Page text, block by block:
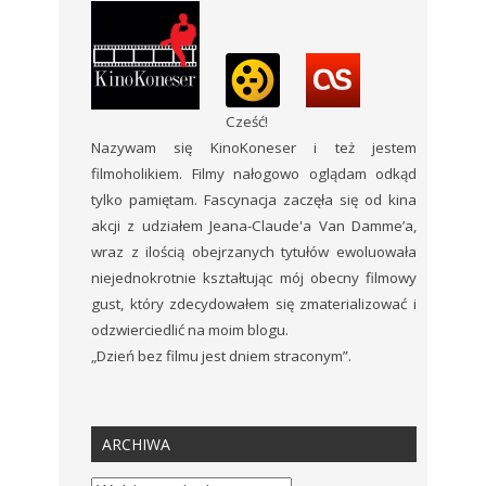
Cześć!
Nazywam się KinoKoneser i też jestem
filmoholikiem. Filmy nałogowo oglądam odkąd
tylko pamiętam. Fascynacja zaczęła się od kina
akcji z udziałem Jeana-Claude'a Van Damme’a,
wraz z ilością obejrzanych tytułów ewoluowała
niejednokrotnie kształtując mój obecny filmowy
gust, który zdecydowałem się zmaterializować i
odzwierciedlić na moim blogu.
„Dzień bez filmu jest dniem straconym”.
ARCHIWA